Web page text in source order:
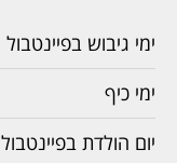
ימי גיבוש בפיינטבול
ימי כיף
יום הולדת בפיינטבול